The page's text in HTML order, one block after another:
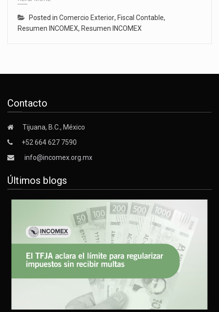
Posted in Comercio Exterior, Fiscal Contable,
Resumen INCOMEX, Resumen INCOMEX
Contacto
Tijuana, B.C., México
+52 664 627 7590
info@incomex.org.mx
Últimos blogs